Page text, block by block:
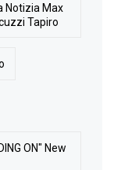
Notizia Max
Tapiro
ON" New